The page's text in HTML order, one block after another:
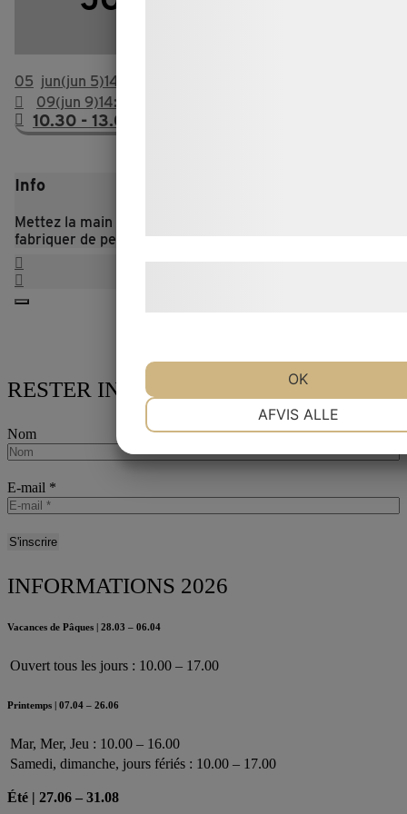
05 jun(jun 5)14:40
09(jun 9)14:40
10.30 - 13.00
Info
Mettez la main sur des plastiques anciens et essayez de
fabriquer de petites figurines en argile.
RESTER INFORMÉ
Nom
E-mail *
INFORMATIONS 2026
Vacances de Pâques | 28.03 – 06.04
Ouvert tous les jours : 10.00 – 17.00
Printemps | 07.04 – 26.06
Mar, Mer, Jeu : 10.00 – 16.00
Samedi, dimanche, jours fériés : 10.00 – 17.00
Été | 27.06 – 31.08
AFVIS ALLE
OK